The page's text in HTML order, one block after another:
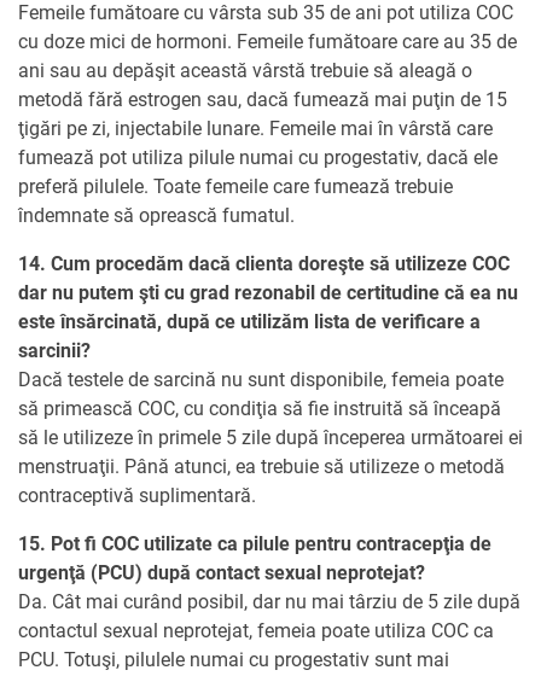
Femeile fumătoare cu vârsta sub 35 de ani pot utiliza COC
cu doze mici de hormoni. Femeile fumătoare care au 35 de
ani sau au depăşit această vârstă trebuie să aleagă o
metodă fără estrogen sau, dacă fumează mai puţin de 15
ţigări pe zi, injectabile lunare. Femeile mai în vârstă care
fumează pot utiliza pilule numai cu progestativ, dacă ele
preferă pilulele. Toate femeile care fumează trebuie
îndemnate să oprească fumatul.
14. Cum procedăm dacă clienta doreşte să utilizeze COC
dar nu putem şti cu grad rezonabil de certitudine că ea nu
este însărcinată, după ce utilizăm lista de verificare a
sarcinii?
Dacă testele de sarcină nu sunt disponibile, femeia poate
să primească COC, cu condiţia să fie instruită să înceapă
să le utilizeze în primele 5 zile după începerea următoarei ei
menstruaţii. Până atunci, ea trebuie să utilizeze o metodă
contraceptivă suplimentară.
15. Pot fi COC utilizate ca pilule pentru contracepţia de
urgenţă (PCU) după contact sexual neprotejat?
Da. Cât mai curând posibil, dar nu mai târziu de 5 zile după
contactul sexual neprotejat, femeia poate utiliza COC ca
PCU. Totuşi, pilulele numai cu progestativ sunt mai